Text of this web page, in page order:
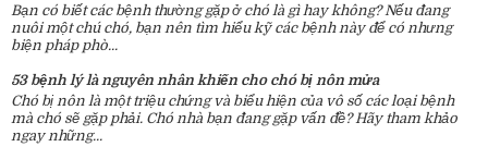
Bạn có biết các bệnh thường gặp ở chó là gì hay không? Nếu đang
nuôi một chú chó, bạn nên tìm hiểu kỹ các bệnh này để có nhưng
biện pháp phò...
53 bệnh lý là nguyên nhân khiến cho chó bị nôn mửa
Chó bị nôn là một triệu chứng và biểu hiện của vô số các loại bệnh
mà chó sẽ gặp phải. Chó nhà bạn đang gặp vấn đề? Hãy tham khảo
ngay những...